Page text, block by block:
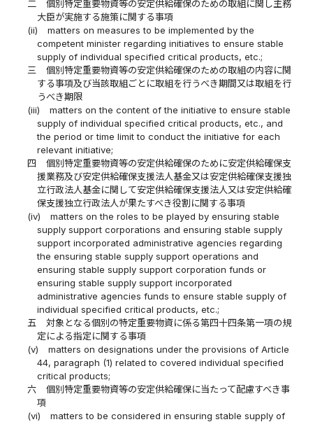
二
個別特定重要物資等の安定供給確保のための取組に関し主務
大臣が実施する施策に関する事項
(ii)
matters on measures to be implemented by the
competent minister regarding initiatives to ensure stable
supply of individual specified critical products, etc.;
三
個別特定重要物資等の安定供給確保のための取組の内容に関
する事項及び当該取組ごとに取組を行うべき期間又は取組を行
うべき期限
(iii)
matters on the content of the initiative to ensure stable
supply of individual specified critical products, etc., and
the period or time limit to conduct the initiative for each
relevant initiative;
四
個別特定重要物資等の安定供給確保のために安定供給確保支
援業務及び安定供給確保支援法人基金又は安定供給確保支援独
立行政法人基金に関して安定供給確保支援法人又は安定供給確
保支援独立行政法人が果たすべき役割に関する事項
(iv)
matters on the roles to be played by ensuring stable
supply support corporations and ensuring stable supply
support incorporated administrative agencies regarding
the ensuring stable supply support operations and
ensuring stable supply support corporation funds or
ensuring stable supply support incorporated
administrative agencies funds to ensure stable supply of
individual specified critical products, etc.;
五
対象となる個別の特定重要物資に係る第四十四条第一項の規
定による指定に関する事項
(v)
matters on designations under the provisions of Article
44, paragraph (1) related to covered individual specified
critical products;
六
個別特定重要物資等の安定供給確保に当たって配慮すべき事
項
(vi)
matters to be considered in ensuring stable supply of